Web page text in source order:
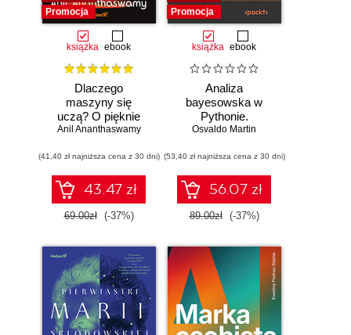
Promocja
książka ebook
Dlaczego
maszyny się
uczą? O pięknie
matematyki i
współczesnej
sztucznej
inteligencji
Anil Ananthaswamy
(41,40 zł najniższa cena z 30 dni)
43.47 zł
69.00zł (-37%)
Promocja
książka ebook
Analiza
bayesowska w
Pythonie.
Praktyczny
modelowaniu
probabilistycznym.
Wydanie III
Osvaldo Martin
(53,40 zł najniższa cena z 30 dni)
56.07 zł
89.00zł (-37%)